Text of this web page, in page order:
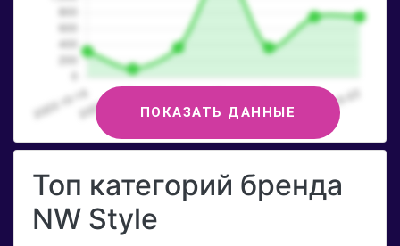
ПОКАЗАТЬ ДАННЫЕ
Топ категорий бренда
NW Style